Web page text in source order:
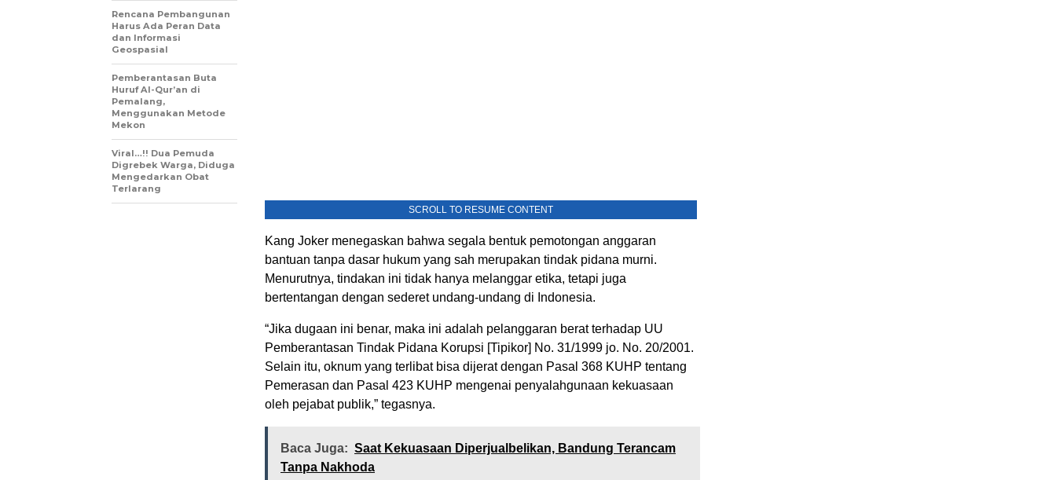
SCROLL TO RESUME CONTENT
Kang Joker menegaskan bahwa segala bentuk pemotongan anggaran
bantuan tanpa dasar hukum yang sah merupakan tindak pidana murni.
Menurutnya, tindakan ini tidak hanya melanggar etika, tetapi juga
bertentangan dengan sederet undang-undang di Indonesia.
“Jika dugaan ini benar, maka ini adalah pelanggaran berat terhadap UU
Pemberantasan Tindak Pidana Korupsi [Tipikor] No. 31/1999 jo. No. 20/2001.
Selain itu, oknum yang terlibat bisa dijerat dengan Pasal 368 KUHP tentang
Pemerasan dan Pasal 423 KUHP mengenai penyalahgunaan kekuasaan
oleh pejabat publik,” tegasnya.
Baca Juga: Saat Kekuasaan Diperjualbelikan, Bandung Terancam
Tanpa Nakhoda
Rencana Pembangunan
Harus Ada Peran Data
dan Informasi
Geospasial
Pemberantasan Buta
Huruf Al-Qur’an di
Pemalang,
Menggunakan Metode
Mekon
Viral…!! Dua Pemuda
Digrebek Warga, Diduga
Mengedarkan Obat
Terlarang